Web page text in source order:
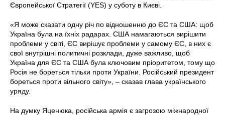
Європейської Стратегії (YES) у суботу в Києві.
«Я може сказати одну річ по відношенню до ЄС та США: щоб
Україна була на їхніх радарах. США намагаються вирішити
проблеми у світі, ЄС вирішує проблеми у самому ЄС, в них є
свої внутрішні политичні розклади, дуже важливо, щоб
Україна для ЄС та США була ключовим пріоритетом, тому що
Росія не бореться тільки проти України. Російський президент
бореться проти вільного світу», – сказав глава українського
уряду.
На думку Яценюка, російська армія є загрозою міжнародної